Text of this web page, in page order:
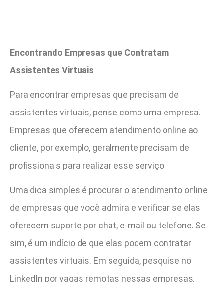
Encontrando Empresas que Contratam
Assistentes Virtuais
Para encontrar empresas que precisam de
assistentes virtuais, pense como uma empresa.
Empresas que oferecem atendimento online ao
cliente, por exemplo, geralmente precisam de
profissionais para realizar esse serviço.
Uma dica simples é procurar o atendimento online
de empresas que você admira e verificar se elas
oferecem suporte por chat, e-mail ou telefone. Se
sim, é um indício de que elas podem contratar
assistentes virtuais. Em seguida, pesquise no
LinkedIn por vagas remotas nessas empresas.